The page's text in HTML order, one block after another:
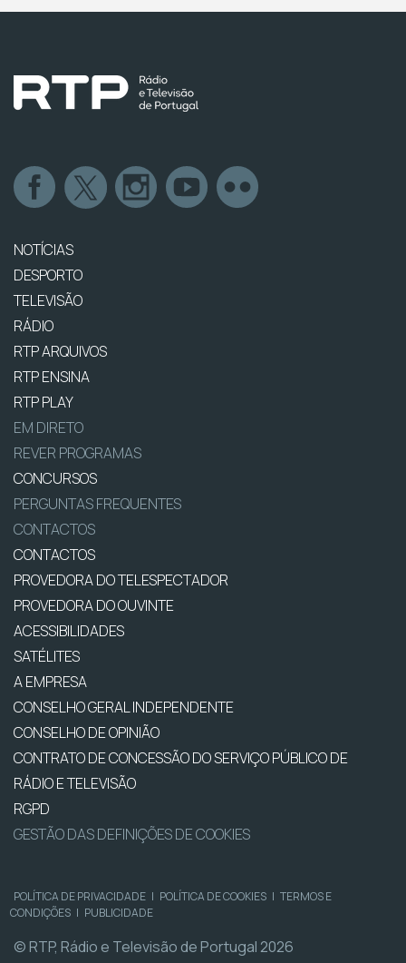
NOTÍCIAS
DESPORTO
TELEVISÃO
RÁDIO
RTP ARQUIVOS
RTP ENSINA
RTP PLAY
EM DIRETO
REVER PROGRAMAS
CONCURSOS
PERGUNTAS FREQUENTES
CONTACTOS
CONTACTOS
PROVEDORA DO TELESPECTADOR
PROVEDORA DO OUVINTE
ACESSIBILIDADES
SATÉLITES
A EMPRESA
CONSELHO GERAL INDEPENDENTE
CONSELHO DE OPINIÃO
CONTRATO DE CONCESSÃO DO SERVIÇO PÚBLICO DE
RÁDIO E TELEVISÃO
RGPD
GESTÃO DAS DEFINIÇÕES DE COOKIES
POLÍTICA DE PRIVACIDADE | POLÍTICA DE COOKIES | TERMOS E
CONDIÇÕES | PUBLICIDADE
© RTP, Rádio e Televisão de Portugal 2026